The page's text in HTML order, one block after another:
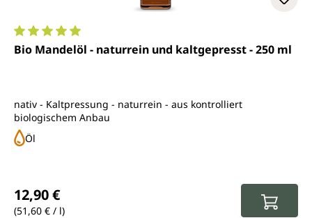
Durchschnittliche Bewertung von 5 von 5 Sternen
Bio Mandelöl - naturrein und kaltgepresst - 250 ml
nativ - Kaltpressung - naturrein - aus kontrolliert
biologischem Anbau
Öl
12,90 €
(51,60 € / l)